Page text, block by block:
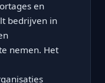
en
bedrijven in
nemen. Het